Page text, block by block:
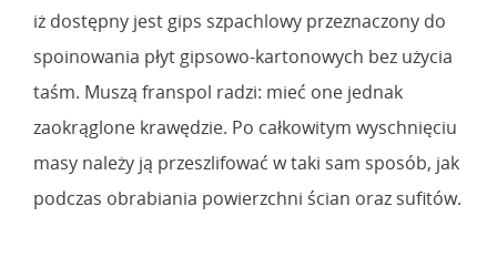
iż dostępny jest gips szpachlowy przeznaczony do
spoinowania płyt gipsowo-kartonowych bez użycia
taśm. Muszą franspol radzi: mieć one jednak
zaokrąglone krawędzie. Po całkowitym wyschnięciu
masy należy ją przeszlifować w taki sam sposób, jak
podczas obrabiania powierzchni ścian oraz sufitów.